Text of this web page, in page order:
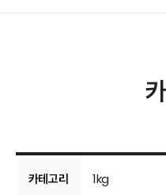
카테고리 1kg